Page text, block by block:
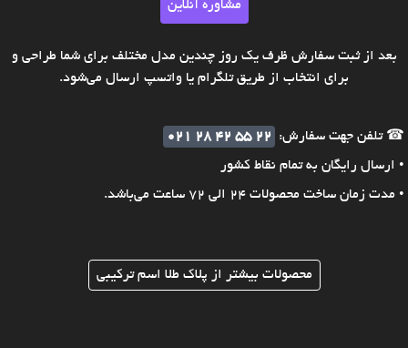
مشاوره آنلاین
بعد از ثبت سفارش ظرف یک روز چندین مدل مختلف برای شما طراحی و
برای انتخاب از طریق تلگرام یا واتسپ ارسال می‌شود.
☎ تلفن جهت سفارش:
021 28 42 55 22
• ارسال رایگان به تمام نقاط کشور
• مدت زمان ساخت محصولات 24 الی 72 ساعت می‌باشد.
محصولات بیشتر از پلاک طلا اسم ترکیبی